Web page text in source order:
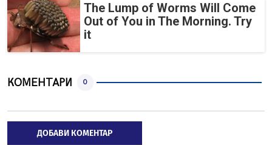
The Lump of Worms Will Come
Out of You in The Morning. Try
it
КОМЕНТАРИ 0
ДОБАВИ КОМЕНТАР